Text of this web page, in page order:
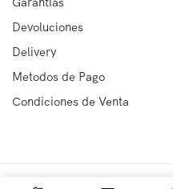
Devoluciones
Delivery
Metodos de Pago
Condiciones de Venta
OFIMARKET